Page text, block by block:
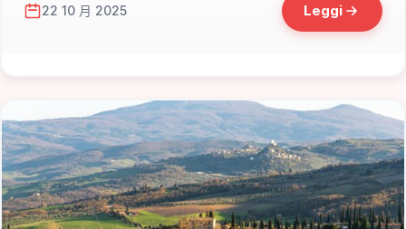
22 10 月 2025 Leggi